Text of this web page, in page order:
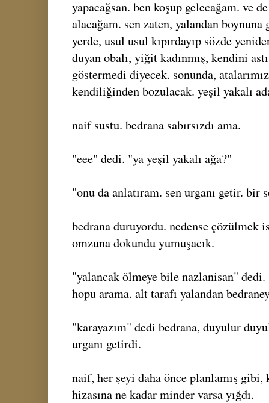
yapacağsan. ben koşup gelecağam. ve
alacağam. sen zaten, yalandan boynuna
yerde, usul usul kıpırdayıp sözde
duyan obalı, yiğit kadınmış, kendini
göstermedi diyecek. sonunda,
kendiliğinden bozulacak. yeşil yakalı
naif sustu. bedrana sabırsızdı ama.
"eee" dedi. "ya yeşil yakalı ağa?"
"onu da anlatıram. sen urganı getir. bir
bedrana duruyordu. nedense çözülmek
omzuna dokundu yumuşacık.
"yalancak ölmeye bile nazlanisan" dedi.
hopu arama. alt tarafı yalandan
"karayazım" dedi bedrana, duyulur
urganı getirdi.
naif, her şeyi daha önce planlamış gibi,
hizasına ne kadar minder varsa yığdı.